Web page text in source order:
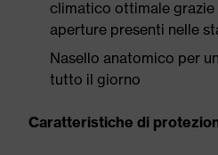
climatico ottimale grazie
aperture presenti nelle
Nasello anatomico per
tutto il giorno
Caratteristiche di